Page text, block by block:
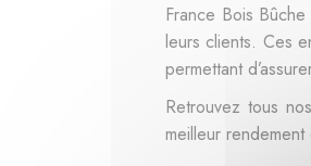
France Bois
leurs clients. Ces
permettant
Retrouvez tous
meilleur